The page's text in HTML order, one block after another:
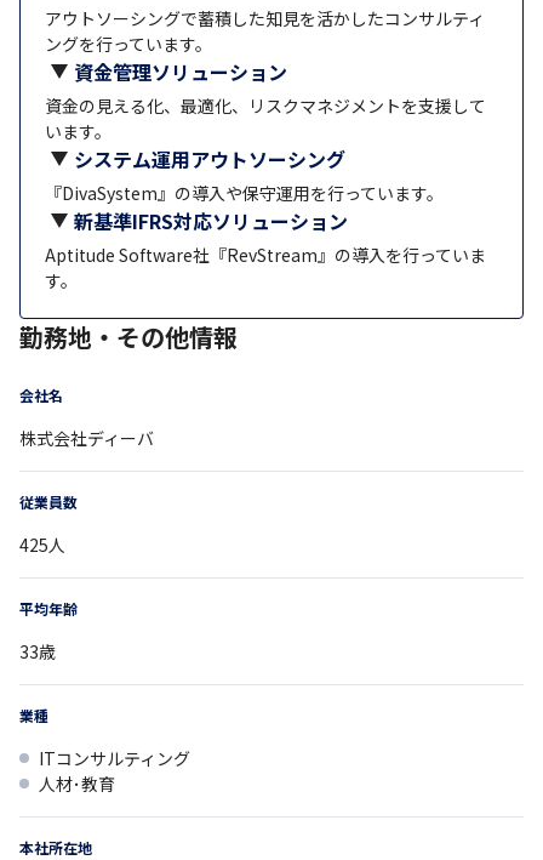
アウトソーシングで蓄積した知見を活かしたコンサルティ
ングを行っています。
資金管理ソリューション
資金の見える化、最適化、リスクマネジメントを支援して
います。
システム運用アウトソーシング
『DivaSystem』の導入や保守運用を行っています。
新基準IFRS対応ソリューション
Aptitude Software社『RevStream』の導入を行っていま
す。
勤務地・その他情報
会社名
株式会社ディーバ
従業員数
425人
平均年齢
33歳
業種
ITコンサルティング
人材･教育
本社所在地